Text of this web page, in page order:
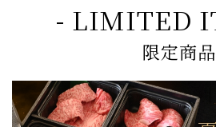
- LIMITED
限定商品